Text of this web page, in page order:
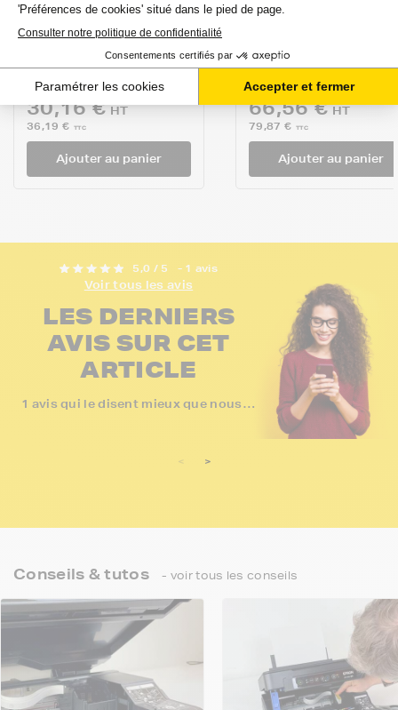
5,0 / 5 - 1 avis
Voir tous les avis
LES DERNIERS
AVIS SUR CET
ARTICLE
1 avis qui le disent mieux que nous…
< >
avis
EN STOCK GARANTIE 2 ANS
LIVRAISON GRATUITE
30,16 € HT
36,19 € TTC
Ajouter au panier
LIVRAISON
66,56 € HT
79,87 € TTC
Ajouter au panier
Conseils & tutos - voir tous les conseils